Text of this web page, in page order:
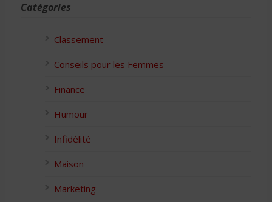
Catégories
Classement
Conseils pour les Femmes
Finance
Humour
Infidélité
Maison
Marketing